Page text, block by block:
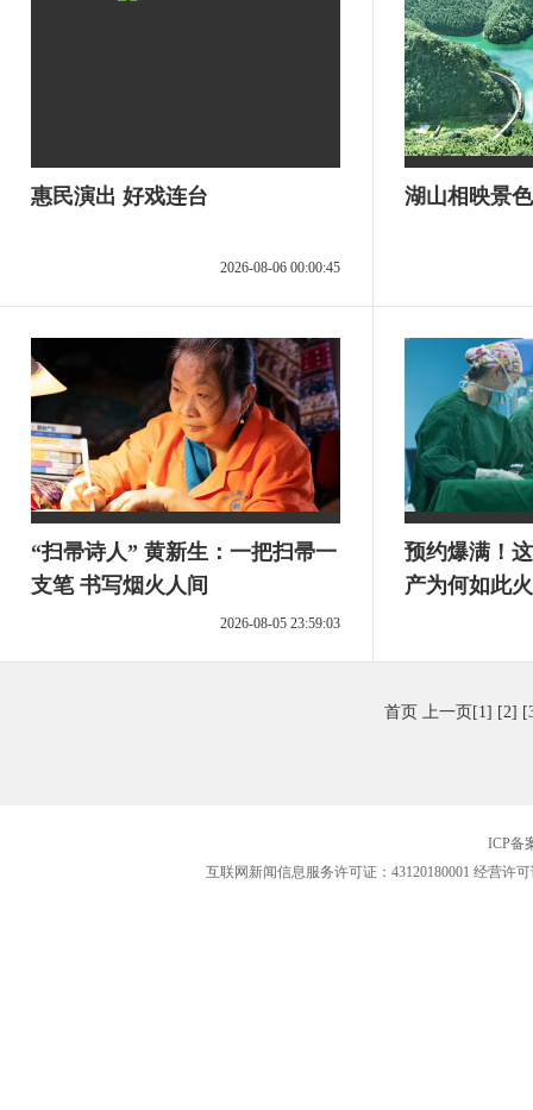
惠民演出 好戏连台
2026-08-06 00:00:45
湖山相映景
“扫帚诗人” 黄新生：一把扫帚一
支笔 书写烟火人间
2026-08-05 23:59:03
预约爆满！
产为何如此
首页 上一页 [1] [2]
ICP备
互联网新闻信息服务许可证：43120180001 经营许可